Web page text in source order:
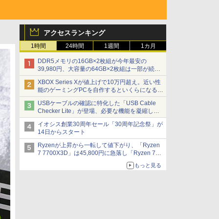
アクセスランキング
1時間 24時間 1週間 1カ月
DDR5メモリの16GB×2枚組が今年最安の
39,980円、大容量の64GB×2枚組は一部が続騰
[8月前半のメモリ価格]
XBOX Series Xが値上げで10万円超え。近い性
能のゲーミングPCを自作するといくらになる？
【石田賀津男の『酒の肴にPCゲーム』】
USBケーブルの確認に特化した「USB Cable
Checker Lite」が登場、必要な機能を凝縮しコ
ンパクトに 7日発売
イオシス創業30周年セール「30周年記念祭」が
14日からスタート
Ryzenが上昇から一転して値下がり、「Ryzen
7 7700X3D」は45,800円に急落し「Ryzen 7
7800X3D」との価格逆転解消 [8月前半のCPU
もっと見る